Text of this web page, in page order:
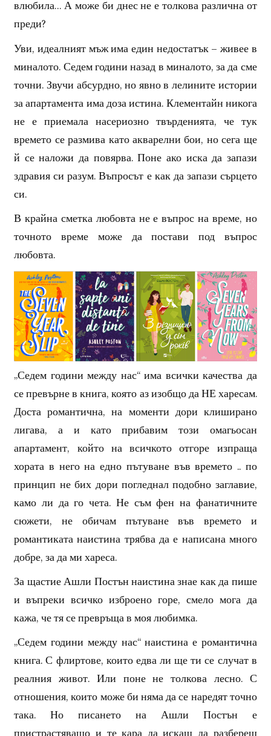
влюбила… А може би днес не е толкова различна от
преди?
Уви, идеалният мъж има един недостатък – живее в
миналото. Седем години назад в миналото, за да сме
точни. Звучи абсурдно, но явно в лелините истории
за апартамента има доза истина. Клементайн никога
не е приемала насериозно твърденията, че тук
времето се размива като акварелни бои, но сега ще
й се наложи да повярва. Поне ако иска да запази
здравия си разум. Въпросът е как да запази сърцето
си.
В крайна сметка любовта не е въпрос на време, но
точното време може да постави под въпрос
любовта.
„Седем години между нас“ има всички качества да
се превърне в книга, която аз изобщо да НЕ харесам.
Доста романтична, на моменти дори клиширано
лигава, а и като прибавим този омагьосан
апартамент, който на всичкото отгоре изпраща
хората в него на едно пътуване във времето .. по
принцип не бих дори погледнал подобно заглавие,
камо ли да го чета. Не съм фен на фанатичните
сюжети, не обичам пътуване във времето и
романтиката наистина трябва да е написана много
добре, за да ми хареса.
За щастие Ашли Постън наистина знае как да пише
и въпреки всичко изброено горе, смело мога да
кажа, че тя се превръща в моя любимка.
„Седем години между нас“ наистина е романтична
книга. С флиртове, които едва ли ще ти се случат в
реалния живот. Или поне не толкова лесно. С
отношения, които може би няма да се наредят точно
така. Но писането на Ашли Постън е